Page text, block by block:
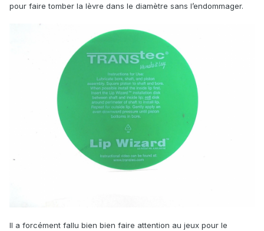
pour faire tomber la lèvre dans le diamètre sans l’endommager.
Il a forcément fallu bien bien faire attention au jeux pour le